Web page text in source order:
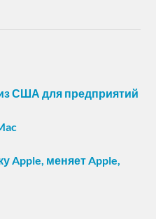
США для предприятий
Apple, меняет Apple,